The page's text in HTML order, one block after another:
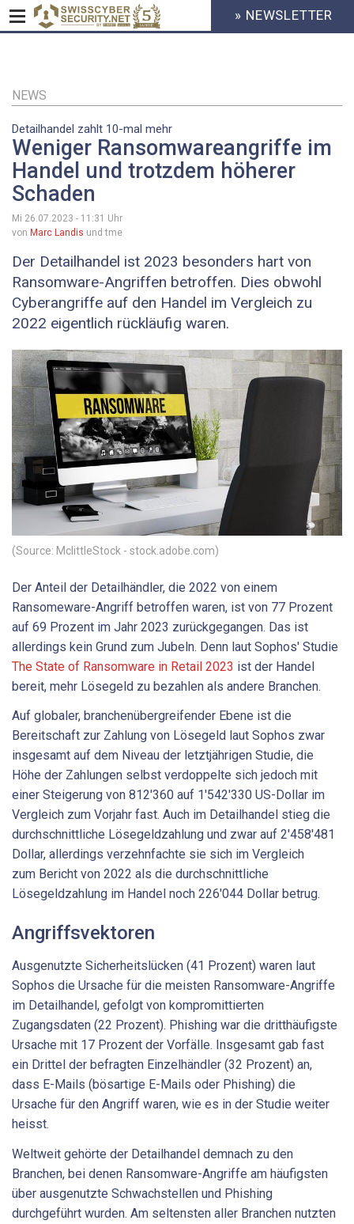
Inhalt
HEADER
MENU
» NEWSLETTER
NEWS
Detailhandel zahlt 10-mal mehr
Weniger Ransomwareangriffe im
Handel und trotzdem höherer
Schaden
Mi 26.07.2023 - 11:31 Uhr
von Marc Landis und tme
Der Detailhandel ist 2023 besonders hart von
Ransomware-Angriffen betroffen. Dies obwohl
Cyberangriffe auf den Handel im Vergleich zu
2022 eigentlich rückläufig waren.
(Source: MclittleStock - stock.adobe.com)
Der Anteil der Detailhändler, die 2022 von einem
Ransomeware-Angriff betroffen waren, ist von 77 Prozent
auf 69 Prozent im Jahr 2023 zurückgegangen. Das ist
allerdings kein Grund zum Jubeln. Denn laut Sophos' Studie
The State of Ransomware in Retail 2023 ist der Handel
bereit, mehr Lösegeld zu bezahlen als andere Branchen.
Auf globaler, branchenübergreifender Ebene ist die
Bereitschaft zur Zahlung von Lösegeld laut Sophos zwar
insgesamt auf dem Niveau der letztjährigen Studie, die
Höhe der Zahlungen selbst verdoppelte sich jedoch mit
einer Steigerung von 812'360 auf 1'542'330 US-Dollar im
Vergleich zum Vorjahr fast. Auch im Detailhandel stieg die
durchschnittliche Lösegeldzahlung und zwar auf 2'458'481
Dollar, allerdings verzehnfachte sie sich im Vergleich
zum Bericht von 2022 als die durchschnittliche
Lösegeldzahlung im Handel noch 226'044 Dollar betrug.
Angriffsvektoren
Ausgenutzte Sicherheitslücken (41 Prozent) waren laut
Sophos die Ursache für die meisten Ransomware-Angriffe
im Detailhandel, gefolgt von kompromittierten
Zugangsdaten (22 Prozent). Phishing war die dritthäufigste
Ursache mit 17 Prozent der Vorfälle. Insgesamt gab fast
ein Drittel der befragten Einzelhändler (32 Prozent) an,
dass E-Mails (bösartige E-Mails oder Phishing) die
Ursache für den Angriff waren, wie es in der Studie weiter
heisst.
Weltweit gehörte der Detailhandel demnach zu den
Branchen, bei denen Ransomware-Angriffe am häufigsten
über ausgenutzte Schwachstellen und Phishing
durchgeführt wurden. Am seltensten aller Branchen nutzten